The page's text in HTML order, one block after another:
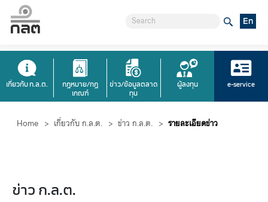
En
เกี่ยวกับ ก.ล.ต.
กฎหมาย/กฎ
เกณฑ์
ข่าว/ข้อมูลตลาด
ทุน
ผู้ลงทุน e-service
Home > เกี่ยวกับ ก.ล.ต. > ข่าว ก.ล.ต. > รายละเอียดข่าว
ข่าว ก.ล.ต.